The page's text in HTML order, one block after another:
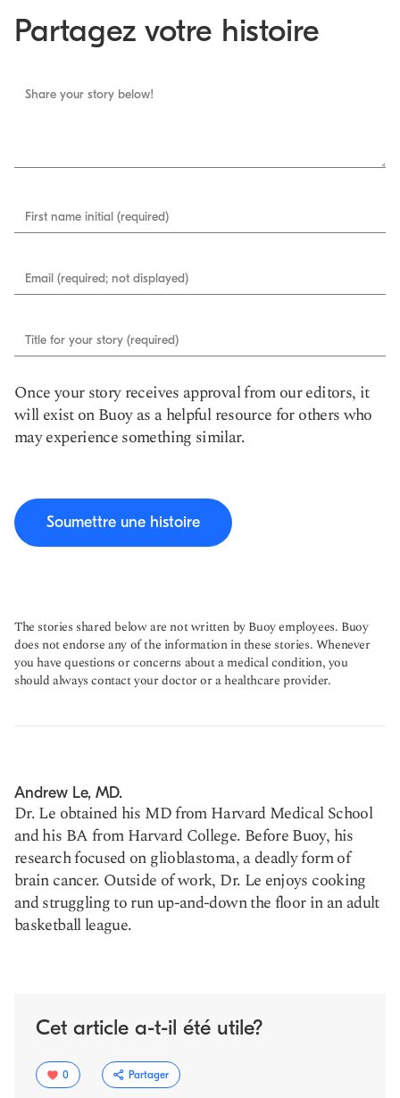
Partagez votre histoire
Share your story below!
First name initial (required)
Email (required; not displayed)
Title for your story (required)
Once your story receives approval from our editors, it
will exist on Buoy as a helpful resource for others who
may experience something similar.
Soumettre une histoire
The stories shared below are not written by Buoy employees. Buoy
does not endorse any of the information in these stories. Whenever
you have questions or concerns about a medical condition, you
should always contact your doctor or a healthcare provider.
Andrew Le, MD.
Dr. Le obtained his MD from Harvard Medical School
and his BA from Harvard College. Before Buoy, his
research focused on glioblastoma, a deadly form of
brain cancer. Outside of work, Dr. Le enjoys cooking
and struggling to run up-and-down the floor in an adult
basketball league.
Cet article a-t-il été utile?
0 Partager